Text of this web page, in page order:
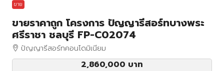
ขาย
ขายราคาถูก โครงการ ปัญญารีสอร์ทบางพระ
ศรีราชา ชลบุรี FP-C02074
ปัญญารีสอร์ทคอนโดมิเนียม
2,860,000 บาท